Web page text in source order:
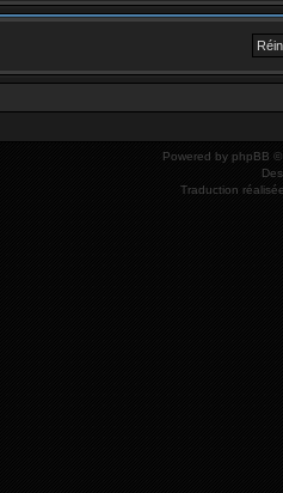
Powered by phpBB ©
Traduction